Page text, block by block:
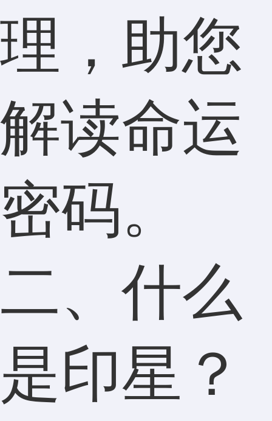
理，助您
解读命运
密码。
二、什么
是印星？